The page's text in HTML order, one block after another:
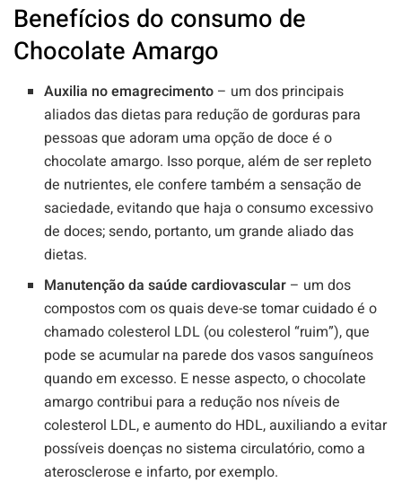
Benefícios do consumo de
Chocolate Amargo
Auxilia no emagrecimento – um dos principais
aliados das dietas para redução de gorduras para
pessoas que adoram uma opção de doce é o
chocolate amargo. Isso porque, além de ser repleto
de nutrientes, ele confere também a sensação de
saciedade, evitando que haja o consumo excessivo
de doces; sendo, portanto, um grande aliado das
dietas.
Manutenção da saúde cardiovascular – um dos
compostos com os quais deve-se tomar cuidado é o
chamado colesterol LDL (ou colesterol “ruim”), que
pode se acumular na parede dos vasos sanguíneos
quando em excesso. E nesse aspecto, o chocolate
amargo contribui para a redução nos níveis de
colesterol LDL, e aumento do HDL, auxiliando a evitar
possíveis doenças no sistema circulatório, como a
aterosclerose e infarto, por exemplo.